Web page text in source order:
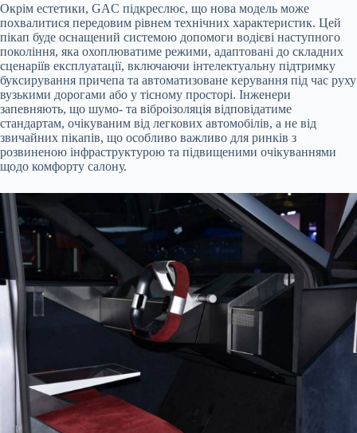
Окрім естетики, GAC підкреслює, що нова модель може
похвалитися передовим рівнем технічних характеристик. Цей
пікап буде оснащений системою допомоги водієві наступного
покоління, яка охоплюватиме режими, адаптовані до складних
сценаріїв експлуатації, включаючи інтелектуальну підтримку
буксирування причепа та автоматизоване керування під час руху
вузькими дорогами або у тісному просторі. Інженери
запевняють, що шумо- та віброізоляція відповідатиме
стандартам, очікуваним від легкових автомобілів, а не від
звичайних пікапів, що особливо важливо для ринків з
розвиненою інфраструктурою та підвищеними очікуваннями
щодо комфорту салону.